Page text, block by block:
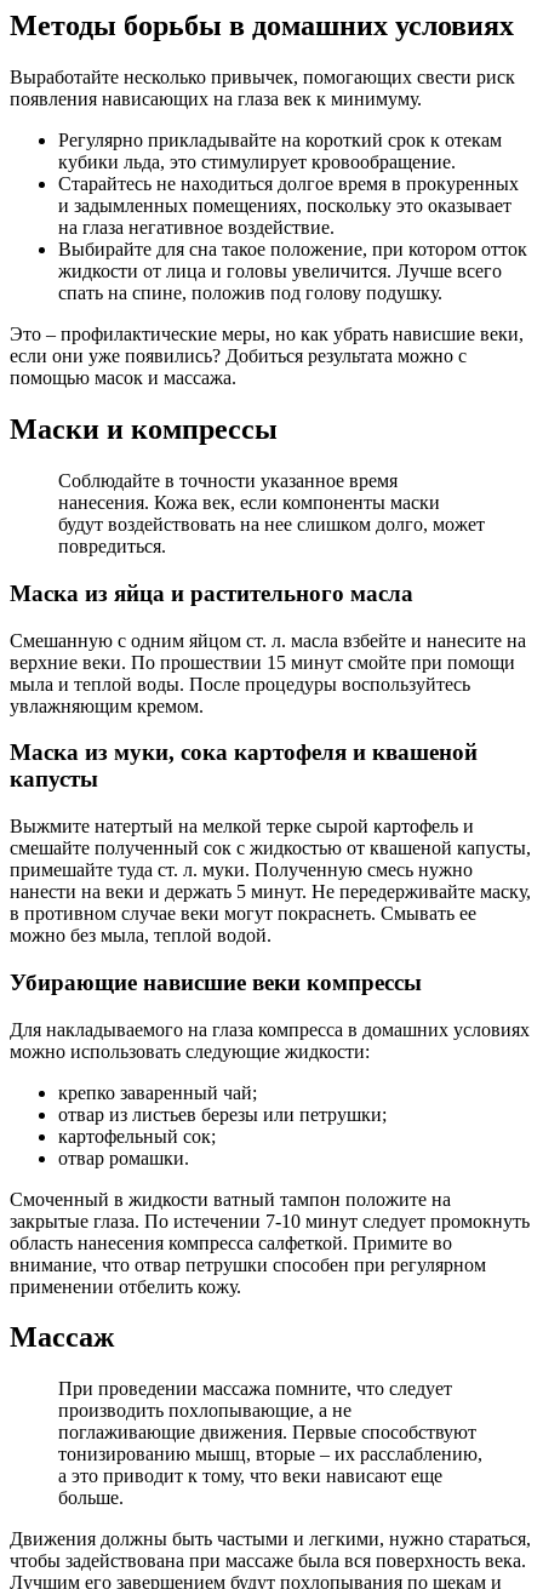
Методы борьбы в домашних условиях
Выработайте несколько привычек, помогающих свести риск
появления нависающих на глаза век к минимуму.
Регулярно прикладывайте на короткий срок к отекам
кубики льда, это стимулирует кровообращение.
Старайтесь не находиться долгое время в прокуренных
и задымленных помещениях, поскольку это оказывает
на глаза негативное воздействие.
Выбирайте для сна такое положение, при котором отток
жидкости от лица и головы увеличится. Лучше всего
спать на спине, положив под голову подушку.
Это – профилактические меры, но как убрать нависшие веки,
если они уже появились? Добиться результата можно с
помощью масок и массажа.
Маски и компрессы
Соблюдайте в точности указанное время
нанесения. Кожа век, если компоненты маски
будут воздействовать на нее слишком долго, может
повредиться.
Маска из яйца и растительного масла
Смешанную с одним яйцом ст. л. масла взбейте и нанесите на
верхние веки. По прошествии 15 минут смойте при помощи
мыла и теплой воды. После процедуры воспользуйтесь
увлажняющим кремом.
Маска из муки, сока картофеля и квашеной
капусты
Выжмите натертый на мелкой терке сырой картофель и
смешайте полученный сок с жидкостью от квашеной капусты,
примешайте туда ст. л. муки. Полученную смесь нужно
нанести на веки и держать 5 минут. Не передерживайте маску,
в противном случае веки могут покраснеть. Смывать ее
можно без мыла, теплой водой.
Убирающие нависшие веки компрессы
Для накладываемого на глаза компресса в домашних условиях
можно использовать следующие жидкости:
крепко заваренный чай;
отвар из листьев березы или петрушки;
картофельный сок;
отвар ромашки.
Смоченный в жидкости ватный тампон положите на
закрытые глаза. По истечении 7-10 минут следует промокнуть
область нанесения компресса салфеткой. Примите во
внимание, что отвар петрушки способен при регулярном
применении отбелить кожу.
Массаж
При проведении массажа помните, что следует
производить похлопывающие, а не
поглаживающие движения. Первые способствуют
тонизированию мышц, вторые – их расслаблению,
а это приводит к тому, что веки нависают еще
больше.
Движения должны быть частыми и легкими, нужно стараться,
чтобы задействована при массаже была вся поверхность века.
Лучшим его завершением будут похлопывания по щекам и